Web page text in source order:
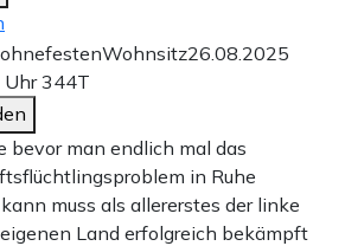
26.08.2025
Uhr344T
bevor man endlich mal das
in Ruhe
muss als allererstes der linke
Land erfolgreich bekämpft